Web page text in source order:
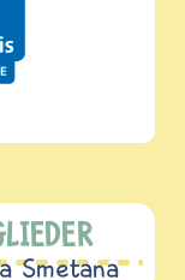
Smetana